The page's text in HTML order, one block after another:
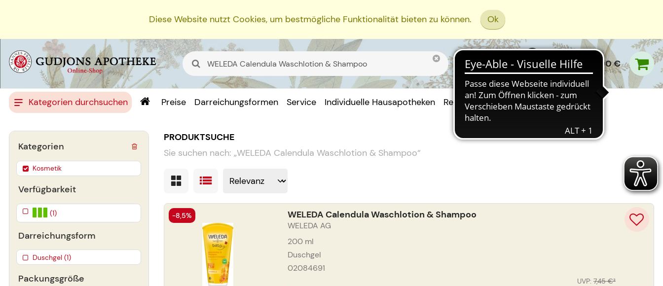
Diese Website nutzt Cookies, um bestmögliche Funktionalität bieten zu können. Ok
0,00 €
Kategorien durchsuchen Preise Darreichungsformen Service Individuelle Hausapotheken Rezept Einreichen
PRODUKTSUCHE
Sie suchen nach: „WELEDA Calendula Waschlotion & Shampoo“
WELEDA Calendula Waschlotion & Shampoo
WELEDA AG
200 ml
Duschgel
02084691
UVP: 7,45 €³
-8,5%
Verfügbarkeit
(1)
Darreichungsform
Duschgel (1)
Packungsgröße
Kategorien
Kosmetik